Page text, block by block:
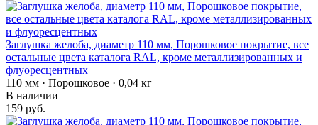
Заглушка желоба, диаметр 110 мм, Порошковое покрытие, все
остальные цвета каталога RAL, кроме металлизированных и
флуоресцентных
110 мм · Порошковое · 0,04 кг
В наличии
159 руб.